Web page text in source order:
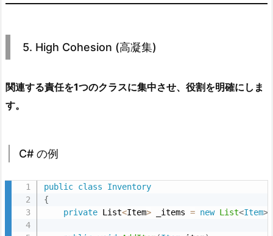
図
P
F
5. High Cohesion (高凝集)
関連する責任を1つのクラスに集中させ、役割を明確にしま
す。
C# の例
public class
Inventory
{
private List<Item> _items = new List<Item>